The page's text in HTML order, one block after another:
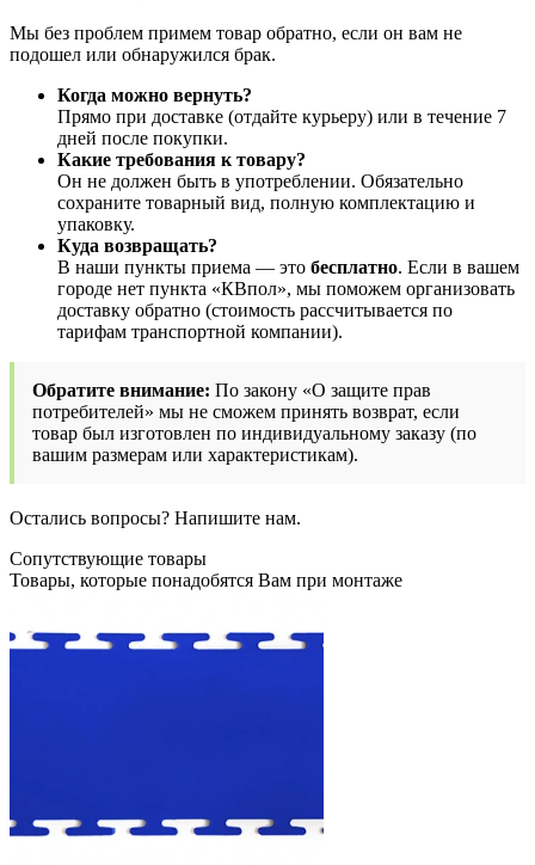
Мы без проблем примем товар обратно, если он вам не
подошел или обнаружился брак.
Когда можно вернуть?
Прямо при доставке (отдайте курьеру) или в течение 7
дней после покупки.
Какие требования к товару?
Он не должен быть в употреблении. Обязательно
сохраните товарный вид, полную комплектацию и
упаковку.
Куда возвращать?
В наши пункты приема — это бесплатно. Если в вашем
городе нет пункта «КВпол», мы поможем организовать
доставку обратно (стоимость рассчитывается по
тарифам транспортной компании).
Обратите внимание: По закону «О защите прав
потребителей» мы не сможем принять возврат, если
товар был изготовлен по индивидуальному заказу (по
вашим размерам или характеристикам).
Остались вопросы? Напишите нам.
Сопутствующие товары
Товары, которые понадобятся Вам при монтаже